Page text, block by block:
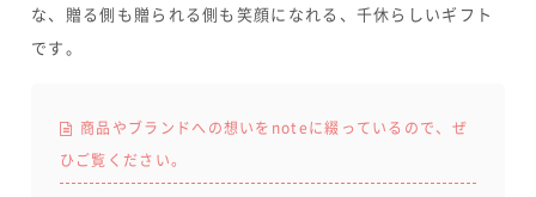
な、贈る側も贈られる側も笑顔になれる、千休らしいギフト
です。
商品やブランドへの想いをnoteに綴っているので、ぜ
ひご覧ください。